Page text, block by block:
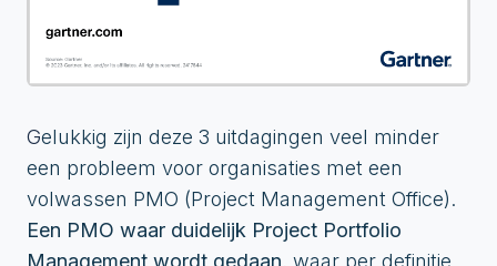
Gelukkig zijn deze 3 uitdagingen veel minder
een probleem voor organisaties met een
volwassen PMO (Project Management Office).
Een PMO waar duidelijk Project Portfolio
Management wordt gedaan, waar per definitie